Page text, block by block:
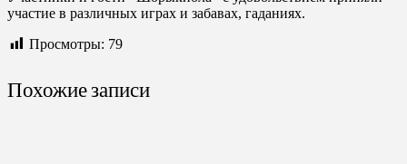
участие в различных играх и забавах, гаданиях.
Просмотры: 79
Похожие записи